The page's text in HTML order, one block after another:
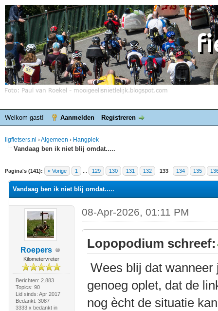
Welkom gast! Aanmelden Registreren
ligfietsers.nl ›Algemeen › Hangplek
Vandaag ben ik niet blij omdat.....
Pagina's (141): « Vorige 1 129 130 131 132 133 134 135
waardering is 4.4
Vandaag ben ik niet blij omdat.....
Roepers
Kilometervreter
Berichten: 2.883
Topics: 90
Lid sinds: Apr 2017
Bedankt: 3087
3333 x bedankt in
08-Apr-2026, 01:11 PM
Lopopodium schreef:
Wees blij dat
genoeg oplet, dat de
nog ècht de situatie